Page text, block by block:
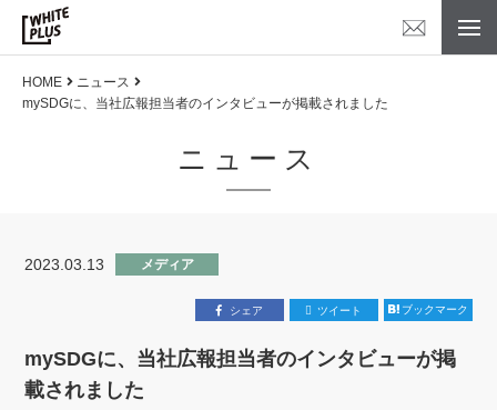
HOME
ニュース
mySDGに、当社広報担当者のインタビューが掲載されました
ニュース
2023.03.13 メディア
シェア ツイート ブックマーク
mySDGに、当社広報担当者のインタビューが掲
載されました